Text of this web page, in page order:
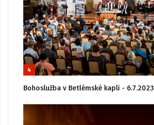
4
Bohoslužba v Betlémské kapli - 6.7.2023